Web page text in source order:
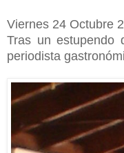
Viernes 24 Octubre
Tras un estupendo
periodista